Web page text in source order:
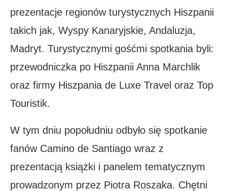
prezentacje regionów turystycznych Hiszpanii
takich jak, Wyspy Kanaryjskie, Andaluzja,
Madryt. Turystycznymi gośćmi spotkania byli:
przewodniczka po Hiszpanii Anna Marchlik
oraz firmy Hiszpania de Luxe Travel oraz Top
Touristik.
W tym dniu popołudniu odbyło się spotkanie
fanów Camino de Santiago wraz z
prezentacją książki i panelem tematycznym
prowadzonym przez Piotra Roszaka. Chętni